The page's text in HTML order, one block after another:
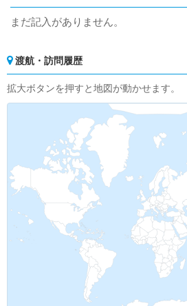
まだ記入がありません。
渡航・訪問履歴
拡大ボタンを押すと地図が動かせます。